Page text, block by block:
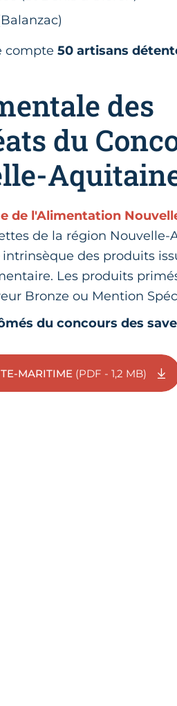
compte 50 artisans
des
du
de l'Alimentation
de la région Nouvelle-
des produits
Les produits
Bronze ou Mention
du concours des
MARITIME (PDF - 1,2 MB)